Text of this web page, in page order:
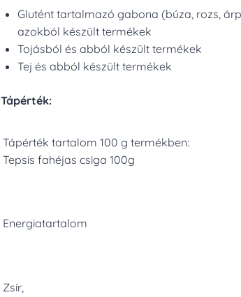
Glutént tartalmazó gabona (búza, rozs,
azokból készült termékek
Tojásból és abból készült termékek
Tej és abból készült termékek
Tápérték:
Tápérték tartalom 100 g termékben:
Tepsis fahéjas csiga 100g
Energiatartalom
Zsír,